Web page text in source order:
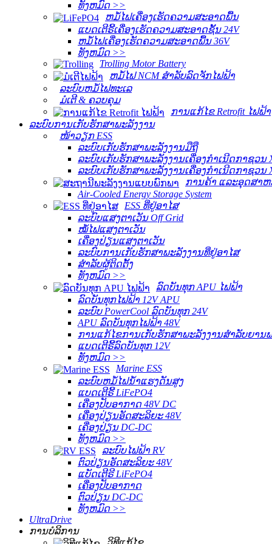
ທັງ​ຫມົດ >>
ຫມໍ້ໄຟເຄື່ອງເຮັດຄວາມສະອາດພື້ນ
ແບດເຕີຣີ້ເຄື່ອງເຮັດຄວາມສະອາດຊັ້ນ 24V
ຫມໍ້ໄຟເຄື່ອງເຮັດຄວາມສະອາດພື້ນ 36V
ທັງ​ຫມົດ >>
Trolling Motor Battery
ຫມໍ້ໄຟ NCM ສໍາລັບລົດຈັກໄຟຟ້າ
ລະບົບຫມໍ້ໄຟທະເລ
ມໍເຕີ & ຄວບຄຸມ
ການແກ້ໄຂ Retrofit ໄຟຟ້າ
ລະບົບການເກັບຮັກສາພະລັງງານ
ໜ້າວຽກ ESS
ລະບົບເກັບຮັກສາພະລັງງານມືຖື
ລະບົບເກັບຮັກສາພະລັງງານເຄື່ອງກໍາເນີດກາຊວນ
ລະບົບເກັບຮັກສາພະລັງງານເຄື່ອງກໍາເນີດກາຊວນ
ການຄ້າ ແລະອຸດສາຫ
Air-Cooled Energy Storage System
ESS ທີ່ຢູ່ອາໄສ
ລະບົບແສງຕາເວັນ Off Grid
ໝໍ້ໄຟແສງຕາເວັນ
ເຄື່ອງປ່ຽນແສງຕາເວັນ
ລະບົບການເກັບຮັກສາພະລັງງານທີ່ຢູ່ອາໄສ
ສໍາລັບຜູ້ຕິດຕັ້ງ
ທັງ​ຫມົດ >>
ລົດບັນທຸກ APU ໄຟຟ້າ
ລົດບັນທຸກໄຟຟ້າ 12V APU
ລະບົບ PowerCool ລົດບັນທຸກ 24V
APU ລົດບັນທຸກໄຟຟ້າ 48V
ການແກ້ໄຂການເກັບຮັກສາພະລັງງານສໍາລັບຍານ
ແບດເຕີຣີ້ລົດບັນທຸກ 12V
ທັງ​ຫມົດ >>
Marine ESS
ລະບົບຫມໍ້ໄຟນ້ໍາແຮງດັນສູງ
ແບດເຕີຣີ້ LiFePO4
ເຄື່ອງປັບອາກາດ 48V DC
ເຄື່ອງປ່ຽນອັດສະລິຍະ 48V
ເຄື່ອງປ່ຽນ DC-DC
ທັງ​ຫມົດ >>
ລະບົບໄຟຟ້າ RV
ຕົວປ່ຽນອັດສະລິຍະ 48V
ແບັດເຕີຣີ LiFePO4
ເຄື່ອງປັບອາກາດ
ຕົວປ່ຽນ DC-DC
ທັງ​ຫມົດ >>
UltraDrive
ການບໍລິການ